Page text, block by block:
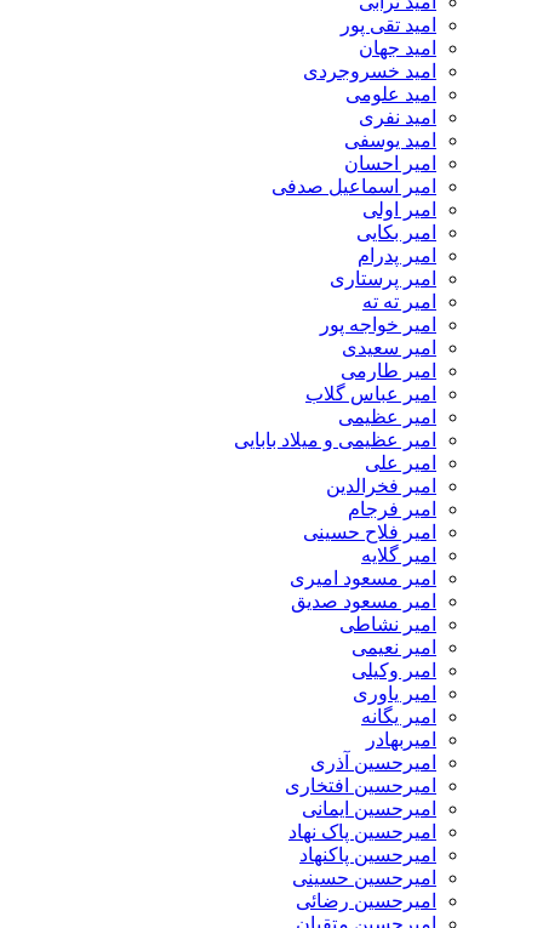
امید تقی پور
امید جهان
امید خسروجردی
امید علومی
امید نفری
امید یوسفی
امیر احسان
امیر اسماعیل صدفی
امیر اولی
امیر بکایی
امیر پدرام
امیر پرستاری
امیر ته ته
امیر خواجه پور
امیر سعیدی
امیر طارمی
امیر عباس گلاب
امیر عظیمی
امیر عظیمی و میلاد بابایی
امیر علی
امیر فخرالدین
امیر فرجام
امیر فلاح حسینی
امیر گلایه
امیر مسعود امیری
امیر مسعود صدیق
امیر نشاطی
امیر نعیمی
امیر وکیلی
امیر یاوری
امیر یگانه
امیربهادر
امیرحسین آذری
امیرحسین افتخاری
امیرحسین ایمانی
امیرحسین پاک نهاد
امیرحسین پاکنهاد
امیرحسین حسینی
امیرحسین رضائی